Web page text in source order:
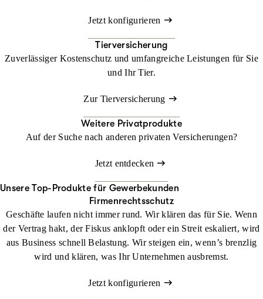
Jetzt konfigurieren
Tierversicherung
Zuverlässiger Kostenschutz und umfangreiche Leistungen für Sie
und Ihr Tier.
Zur Tierversicherung
Weitere Privatprodukte
Auf der Suche nach anderen privaten Versicherungen?
Jetzt entdecken
Unsere Top-Produkte für Gewerbekunden
Firmenrechtsschutz
Geschäfte laufen nicht immer rund. Wir klären das für Sie. Wenn
der Vertrag hakt, der Fiskus anklopft oder ein Streit eskaliert, wird
aus Business schnell Belastung. Wir steigen ein, wenn’s brenzlig
wird und klären, was Ihr Unternehmen ausbremst.
Jetzt konfigurieren